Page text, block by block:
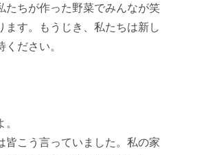
たちが作った野菜でみんなが笑
ます。もうじき、私たちは新し
ださい。
皆こう言っていました。私の家